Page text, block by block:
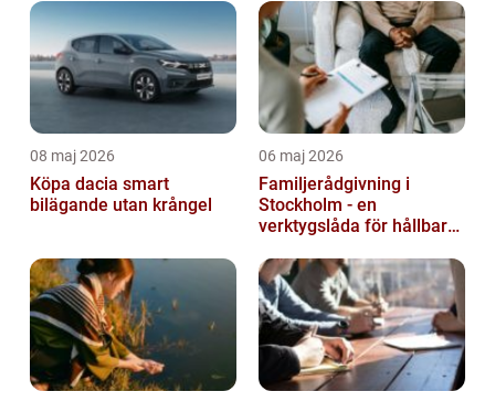
08 maj 2026
Köpa dacia smart
bilägande utan krångel
06 maj 2026
Familjerådgivning i
Stockholm - en
verktygslåda för hållbara